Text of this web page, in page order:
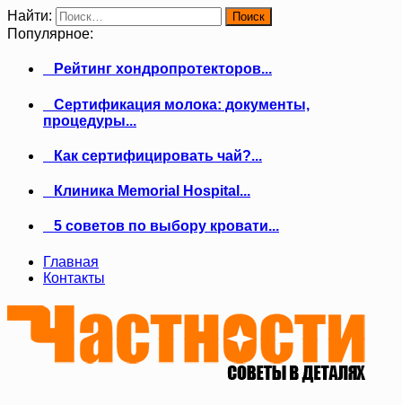
Найти:
Популярное:
Рейтинг хондропротекторов...
Сертификация молока: документы,
процедуры...
Как сертифицировать чай?...
Клиника Memorial Hospital...
5 советов по выбору кровати...
Главная
Контакты